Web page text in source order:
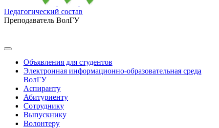
Педагогический состав
Преподаватель ВолГУ
Объявления для студентов
Электронная информационно-образовательная среда
ВолГУ
Аспиранту
Абитуриенту
Сотруднику
Выпускнику
Волонтеру